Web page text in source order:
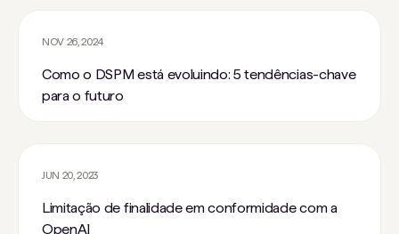
NOV 26, 2024
Como o DSPM está evoluindo: 5 tendências-chave
para o futuro
JUN 20, 2023
Limitação de finalidade em conformidade com a
OpenAI